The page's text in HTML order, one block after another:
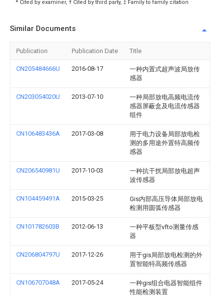
* Cited by examiner, † Cited by third party, ‡ Family to family citation
Similar Documents
Publication Publication Date Title
CN205484666U 2016-08-17
一种内置式超声波局放传
感器
CN203054020U 2013-07-10
一种局部放电高频电流传
感器屏蔽盒及电流传感器
组件
CN106483436A 2017-03-08
用于电力设备局部放电检
测的多用途外置特高频传
感器
CN206540981U 2017-10-03
一种抗干扰局部放电超声
波传感器
CN104459491A 2015-03-25
Gis内部高压导体局部放电
检测用圆弧传感器
CN101782603B 2012-06-13
一种平板型vfto测量传感
器
CN206804797U 2017-12-26
用于gis局部放电检测的外
置智能特高频传感器
CN106707048A 2017-05-24
一种gis组合电器智能组件
性能检测装置